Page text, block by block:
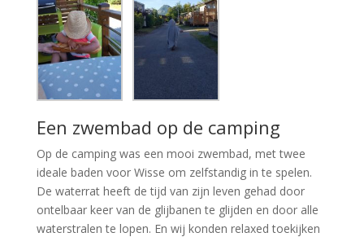
Een zwembad op de camping
Op de camping was een mooi zwembad, met twee
ideale baden voor Wisse om zelfstandig in te spelen.
De waterrat heeft de tijd van zijn leven gehad door
ontelbaar keer van de glijbanen te glijden en door alle
waterstralen te lopen. En wij konden relaxed toekijken